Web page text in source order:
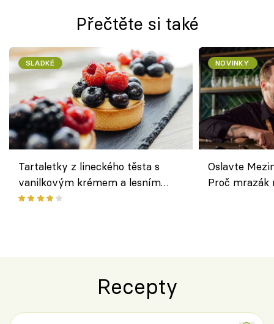
Přečtěte si také
SLADKÉ
Tartaletky z lineckého těsta s
vanilkovým krémem a lesním
ovocem podle Bread Society
NOVINKY
Oslavte
Proč
Recepty